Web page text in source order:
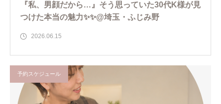
『私、男顔だから…』そう思っていた30代K様が見
つけた本当の魅力✨✨@埼玉・ふじみ野
2026.06.15
予約スケジュール